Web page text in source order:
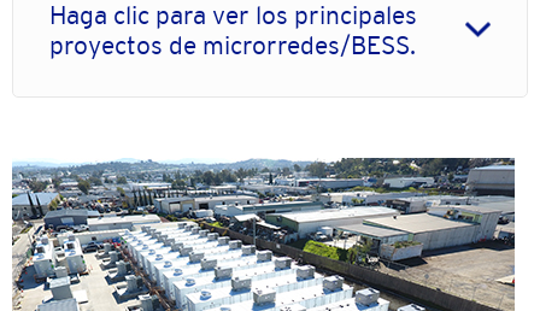
Haga clic para ver los principales
proyectos de microrredes/BESS.